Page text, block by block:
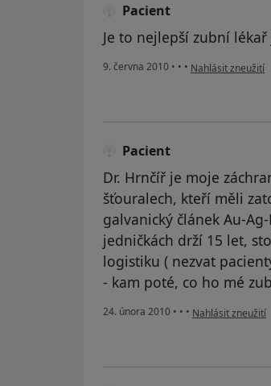
Pacient
Je to nejlepší zubní
9. června 2010 • • • podle názoru
Nahlásit zneužití
Pacient
Dr. Hrnčíř je moje
šťouralech, kteří měli
galvanický článek Au-
jedničkách drží 15 let,
logistiku ( nezvat
- kam poté, co ho mé
24. února 2010 • • • podle názoru
Nahlásit zneužití